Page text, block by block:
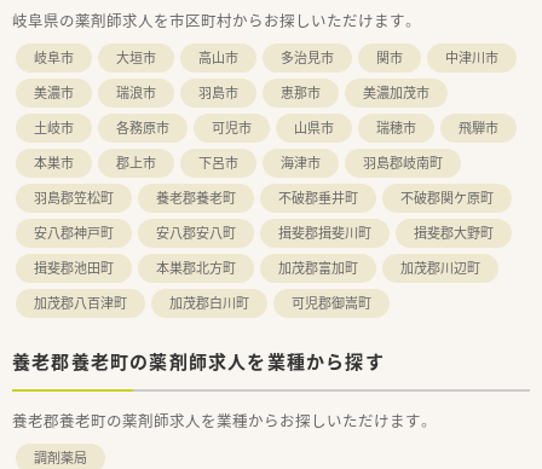
岐阜県の薬剤師求人を市区町村からお探しいただけます。
岐阜市 大垣市 高山市 多治見市 関市
中津川市
美濃市
瑞浪市 羽島市 恵那市
美濃加茂市
土岐市
各務原市 可児市 山県市 瑞穂市
飛騨市
本巣市
郡上市 下呂市 海津市
羽島郡岐南町
羽島郡笠松町
養老郡養老町 不破郡垂井町
不破郡関ケ原町
安八郡神戸町
安八郡安八町 揖斐郡揖斐川町
揖斐郡大野町
揖斐郡池田町
本巣郡北方町 加茂郡富加町
加茂郡川辺町
加茂郡八百津町
加茂郡白川町 可児郡御嵩町
養老郡養老町の薬剤師求人を業種から探す
養老郡養老町の薬剤師求人を業種からお探しいただけます。
調剤薬局